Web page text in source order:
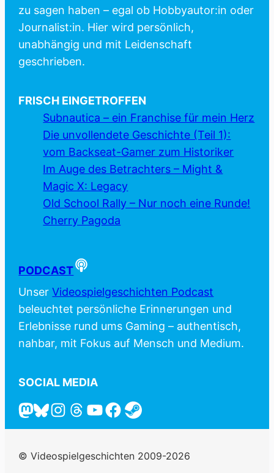
zu sagen haben – egal ob Hobbyautor:in oder
Journalist:in. Hier wird persönlich,
unabhängig und mit Leidenschaft
geschrieben.
FRISCH EINGETROFFEN
Subnautica – ein Franchise für mein Herz
Die unvollendete Geschichte (Teil 1):
vom Backseat-Gamer zum Historiker
Im Auge des Betrachters – Might &
Magic X: Legacy
Old School Rally – Nur noch eine Runde!
Cherry Pagoda
PODCAST
UnserVideospielgeschichten Podcast
beleuchtet persönliche Erinnerungen und
Erlebnisse rund ums Gaming – authentisch,
nahbar, mit Fokus auf Mensch und Medium.
SOCIAL MEDIA
© Videospielgeschichten 2009-2026